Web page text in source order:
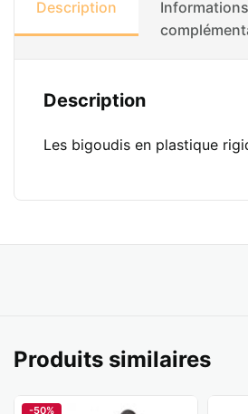
Description
Informations
Description
Les bigoudis en plastique
Produits similaires
-50%